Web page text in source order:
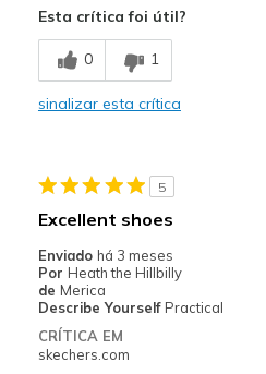
Comfortable
Stylish
View On Shoes
Esta crítica foi útil?
0 1
sinalizar esta crítica
5
Excellent shoes
Enviado há 3 meses
Por Heath the Hillbilly
de Merica
Describe Yourself Practical
CRÍTICA EM
skechers.com